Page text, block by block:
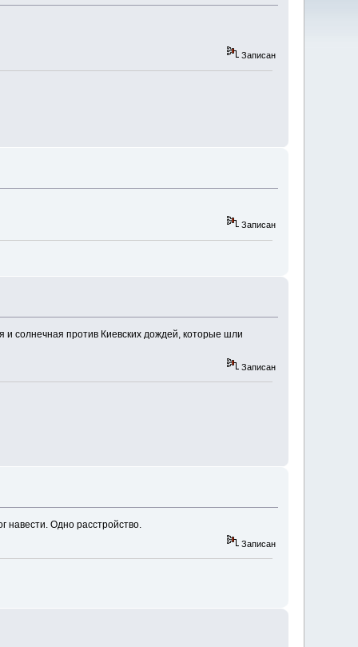
Записан
Записан
и солнечная против Киевских дождей, которые шли
Записан
навести. Одно расстройство.
Записан